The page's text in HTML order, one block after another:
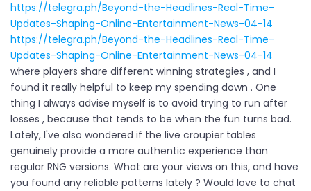
https://telegra.ph/Beyond-the-Headlines-Real-Time-
Updates-Shaping-Online-Entertainment-News-04-14
https://telegra.ph/Beyond-the-Headlines-Real-Time-
Updates-Shaping-Online-Entertainment-News-04-14
where players share different winning strategies , and I
found it really helpful to keep my spending down . One
thing I always advise myself is to avoid trying to run after
losses , because that tends to be when the fun turns bad.
Lately, I've also wondered if the live croupier tables
genuinely provide a more authentic experience than
regular RNG versions. What are your views on this, and have
you found any reliable patterns lately ? Would love to chat